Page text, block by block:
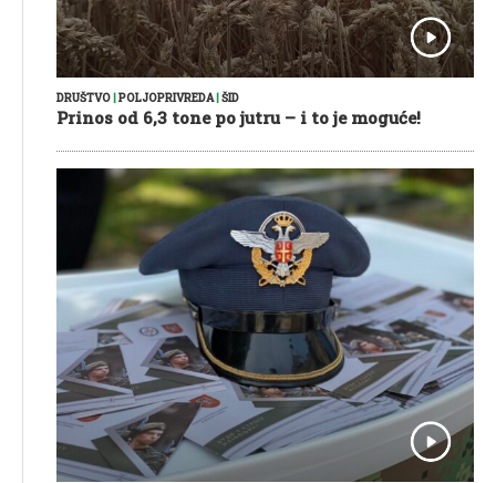
DRUŠTVO POLJOPRIVREDA| ŠID
Prinos od 6,3 tone po jutru – i to je moguće!